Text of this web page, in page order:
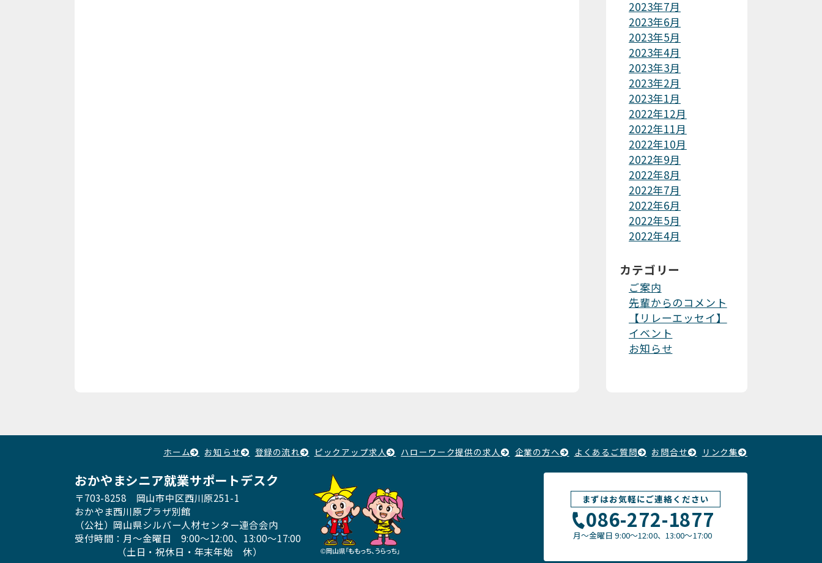
2023年7月
2023年6月
2023年5月
2023年4月
2023年3月
2023年2月
2023年1月
2022年12月
2022年11月
2022年10月
2022年9月
2022年8月
2022年7月
2022年6月
2022年5月
2022年4月
カテゴリー
ご案内
先輩からのコメント
【リレーエッセイ】
イベント
お知らせ
ホーム お知らせ 登録の流れ ピックアップ求人 ハローワーク提供の求人 企業の方へ よくあるご質問 お問合せ リンク集
おかやまシニア就業サポートデスク
〒703-8258 岡山市中区西川原251-1
おかやま西川原プラザ別館
（公社）岡山県シルバー人材センター連合会内
受付時間：月〜金曜日9:00～12:00、13:00〜17:00
（土日・祝休日・年末年始 休）
まずはお気軽にご連絡ください
086-272-1877
月〜金曜日9:00～12:00、13:00〜17:00